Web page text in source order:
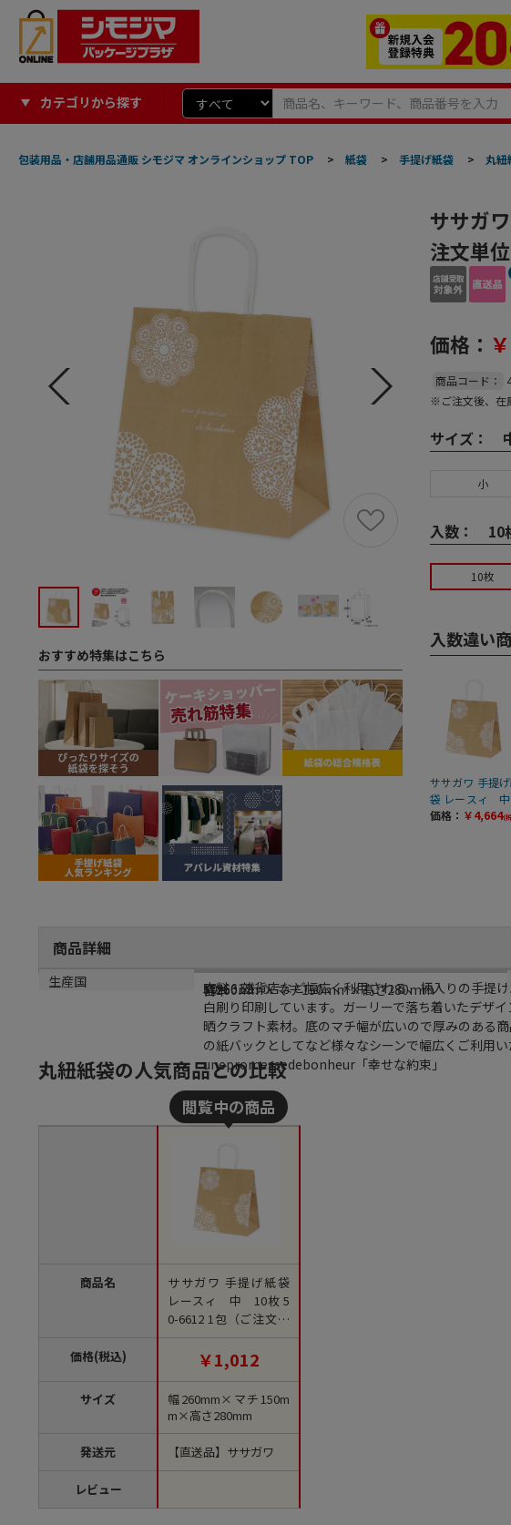
カテゴリから探す
包装用品・店舗用品通販 シモジマ オンラインショップ TOP > 紙袋 > 手提げ紙袋 > 丸紐
おすすめ特集はこちら
ササガ
注文単
価格：
商品コード：
※ご注文後、在
サイズ：
小
入数： 10
10枚
入数違い
ササガワ 手提
袋 レースィ
50枚 50-5612
価格： ￥4,664(
商品詳細
商品説明
衣料・雑貨店など幅広く利用される、柄入りの手提
白刷り印刷しています。ガーリーで落ち着いたデザ
晒クラフト素材。底のマチ幅が広いので厚みのある
の紙バックとしてなど様々なシーンで幅広くご利用
unepromessedebonheur「幸せな約束」
メーカー品番
50-6612
サイズ
幅260mm×マチ150mm×高さ280mm
生産国
日本
丸紐紙袋の人気商品との比較
商品名
価格(税込)
サイズ
発送元
レビュー
ササガワ 手提げ紙袋
レースィ 中 10枚 5
0-6612 1包（ご注文単
位1包）【直送品】
￥1,012
幅260mm×マチ150m
m×高さ280mm
【直送品】ササガワ